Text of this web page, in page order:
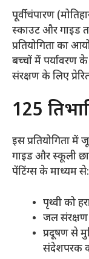
पूर्वी चंपारण
स्काउट और गाइड
प्रतियोगिता का
बच्चों में पर्यावरण
संरक्षण के लिए
​125
​इस प्रतियोगिता
गाइड और स्कूली
पेंटिंग्स के माध्यम से:
​पृथ्वी को
​जल संरक्षण
​प्रदूषण से
संदेशपरक